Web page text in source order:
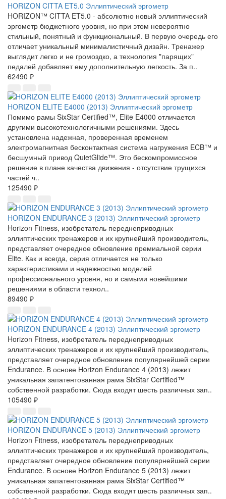
HORIZON CITTA ET5.0 Эллиптический эргометр
HORIZON™ CITTA ET5.0 - абсолютно новый эллиптический
эргометр бюджетного уровня, но при этом невероятно
стильный, понятный и функциональный. В первую очередь его
отличает уникальный минималистичный дизайн. Тренажер
выглядит легко и не громоздко, а технология "парящих"
педалей добавляет ему дополнительную легкость. За п..
62490 ₽
HORIZON ELITE E4000 (2013) Эллиптический эргометр
Помимо рамы SixStar Certified™, Elite E4000 отличается
другими высокотехнологичными решениями. Здесь
установлена надежная, проверенная временем
электромагнитная бесконтактная система нагружения ECB™ и
бесшумный привод QuietGlide™. Это бескомпромиссное
решение в плане качества движения - отсутствие трущихся
частей ч..
125490 ₽
HORIZON ENDURANCE 3 (2013) Эллиптический эргометр
Horizon Fitness, изобретатель переднеприводных
эллиптических тренажеров и их крупнейший производитель,
представляет очередное обновление премиальной серии
Elite. Как и всегда, серия отличается не только
характеристиками и надежностью моделей
профессионального уровня, но и самыми новейшими
решениями в области технол..
89490 ₽
HORIZON ENDURANCE 4 (2013) Эллиптический эргометр
Horizon Fitness, изобретатель переднеприводных
эллиптических тренажеров и их крупнейший производитель,
представляет очередное обновление популярнейшей серии
Endurance. В основе Horizon Endurance 4 (2013) лежит
уникальная запатентованная рама SixStar Certified™
собственной разработки. Сюда входят шесть различных зап..
105490 ₽
HORIZON ENDURANCE 5 (2013) Эллиптический эргометр
Horizon Fitness, изобретатель переднеприводных
эллиптических тренажеров и их крупнейший производитель,
представляет очередное обновление популярнейшей серии
Endurance. В основе Horizon Endurance 5 (2013) лежит
уникальная запатентованная рама SixStar Certified™
собственной разработки. Сюда входят шесть различных зап..